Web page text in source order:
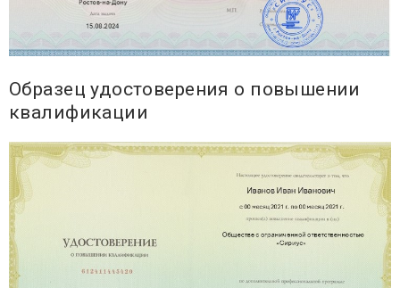
Образец удостоверения о повышении
квалификации